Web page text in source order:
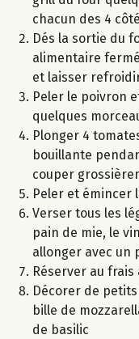
chacun des 4
Dés la sortie du
alimentaire
et laisser
Peler le poivron
quelques
Plonger 4
bouillante
couper
Peler et émincer
Verser tous les
pain de mie, le
allonger avec un
Réserver au
Décorer de
bille de
de basilic